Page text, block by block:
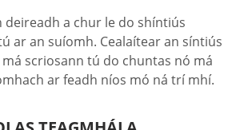
deireadh a chur le do shíntiús
ar an suíomh. Cealaítear an síntiús
scriosann tú do chuntas nó má
ar feadh níos mó ná trí mhí.